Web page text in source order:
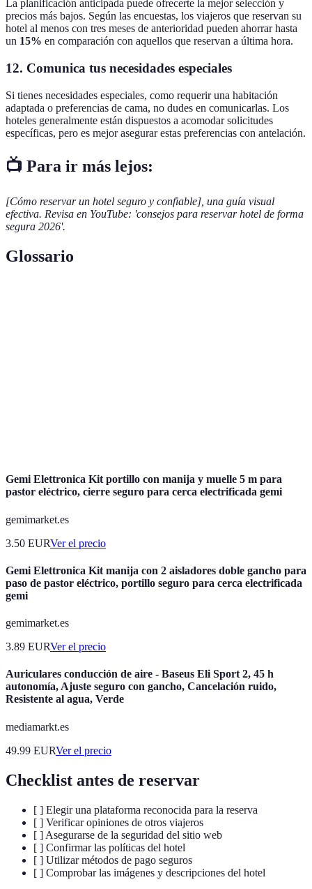
La planificación anticipada puede ofrecerte la mejor selección y
precios más bajos. Según las encuestas, los viajeros que reservan su
hotel al menos con tres meses de anterioridad pueden ahorrar hasta
un 15% en comparación con aquellos que reservan a última hora.
12. Comunica tus necesidades especiales
Si tienes necesidades especiales, como requerir una habitación
adaptada o preferencias de cama, no dudes en comunicarlas. Los
hoteles generalmente están dispuestos a acomodar solicitudes
específicas, pero es mejor asegurar estas preferencias con antelación.
📺 Para ir más lejos:
[Cómo reservar un hotel seguro y confiable], una guía visual
efectiva. Revisa en YouTube: 'consejos para reservar hotel de forma
segura 2026'.
Glossario
Gemi Elettronica Kit portillo con manija y muelle 5 m para
pastor eléctrico, cierre seguro para cerca electrificada gemi
gemimarket.es
3.50 EURVer el precio
Gemi Elettronica Kit manija con 2 aisladores doble gancho para
paso de pastor eléctrico, portillo seguro para cerca electrificada
gemi
gemimarket.es
3.89 EURVer el precio
Auriculares conducción de aire - Baseus Eli Sport 2, 45 h
autonomía, Ajuste seguro con gancho, Cancelación ruido,
Resistente al agua, Verde
mediamarkt.es
49.99 EURVer el precio
Checklist antes de reservar
[ ] Elegir una plataforma reconocida para la reserva
[ ] Verificar opiniones de otros viajeros
[ ] Asegurarse de la seguridad del sitio web
[ ] Confirmar las políticas del hotel
[ ] Utilizar métodos de pago seguros
[ ] Comprobar las imágenes y descripciones del hotel